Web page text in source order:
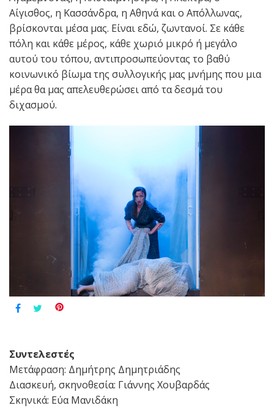
Αίγισθος, η Κασσάνδρα, η Αθηνά και ο Απόλλωνας,
βρίσκονται μέσα μας. Είναι εδώ, ζωντανοί. Σε κάθε
πόλη και κάθε μέρος, κάθε χωριό μικρό ή μεγάλο
αυτού του τόπου, αντιπροσωπεύοντας το βαθύ
κοινωνικό βίωμα της συλλογικής μας μνήμης που μια
μέρα θα μας απελευθερώσει από τα δεσμά του
διχασμού.
Συντελεστές
Μετάφραση: Δημήτρης Δημητριάδης
Διασκευή, σκηνοθεσία: Γιάννης Χουβαρδάς
Σκηνικά: Εύα Μανιδάκη